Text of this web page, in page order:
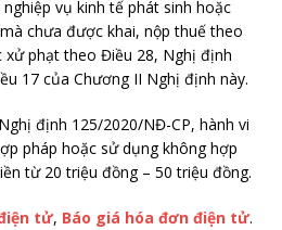
vụ kinh tế phát sinh hoặc
chưa được khai, nộp thuế theo
xử phạt theo Điều 28, Nghị định
17 của Chương II Nghị định này.
định 125/2020/NĐ-CP, hành vi
pháp hoặc sử dụng không hợp
từ 20 triệu đồng – 50 triệu đồng.
tử, Báo giá hóa đơn điện tử.